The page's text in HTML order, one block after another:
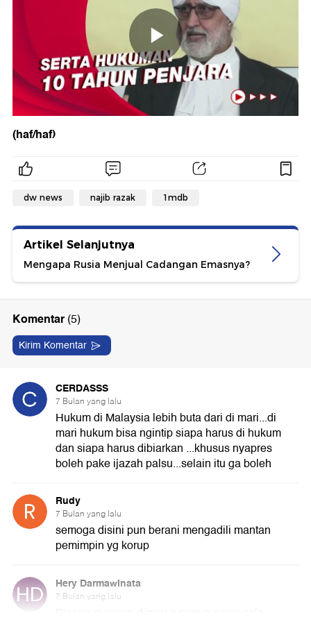
(haf/haf)
dw news najib razak 1mdb
Artikel Selanjutnya
Mengapa Rusia Menjual Cadangan Emasnya?